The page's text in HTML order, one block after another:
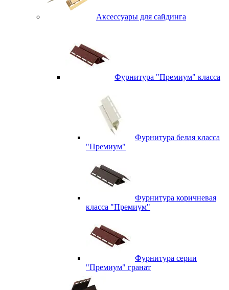
Аксессуары для сайдинга
Фурнитура "Премиум" класса
Фурнитура белая класса
"Премиум"
Фурнитура коричневая
класса "Премиум"
Фурнитура серии
"Премиум" гранат